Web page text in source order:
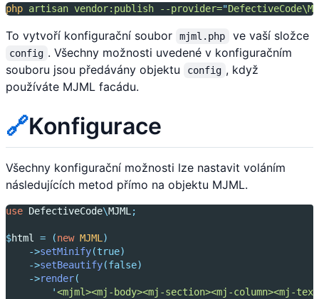
php artisan vendor:publish --provider="
To vytvoří konfigurační soubor mjml.php ve vaší složce
config . Všechny možnosti uvedené v konfiguračním
souboru jsou předávány objektu
config , když
používáte MJML facádu.
🔗Konfigurace
Všechny konfigurační možnosti lze nastavit voláním
následujících metod přímo na objektu MJML.
use DefectiveCode\MJML;
$html = (new MJML)
->setMinify(true)
->setBeautify(false)
->render(
'<mjml><mj-body><mj-section><mj-column><mj-